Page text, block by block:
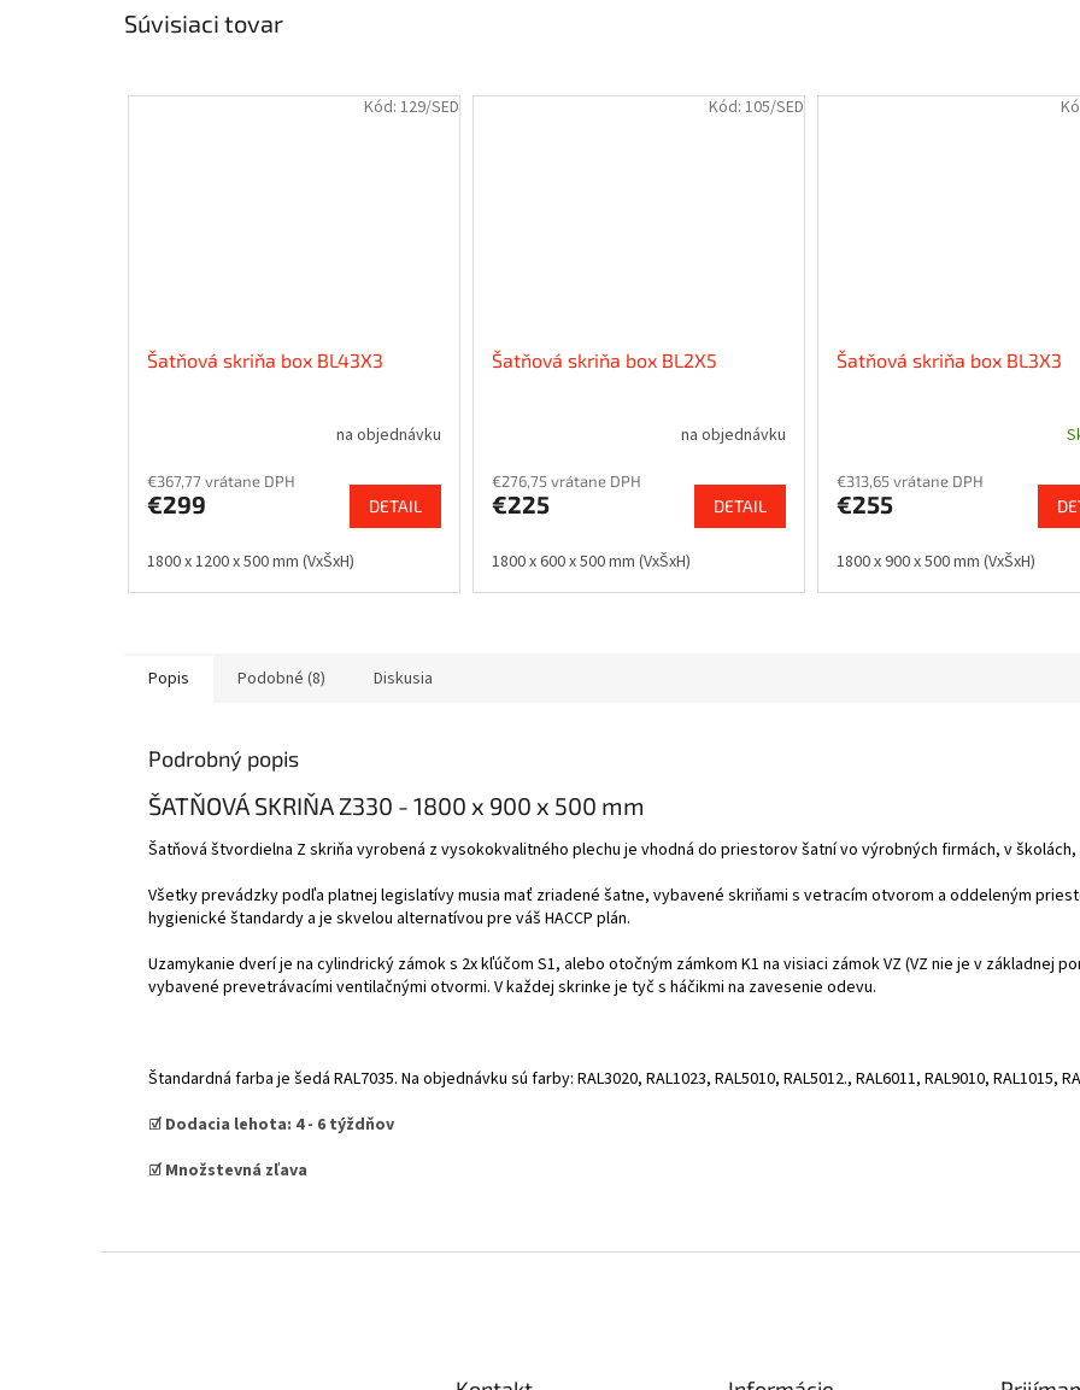
Súvisiaci tovar
Šatňová skriňa box BL43X3
na objednávku
€367,77 vrátane DPH
€299 DETAIL
1800 x 1200 x 500 mm (VxŠxH)
Kód: 129/SED
Šatňová skriňa box BL2X5
na objednávku
€276,75 vrátane DPH
€225 DETAIL
1800 x 600 x 500 mm (VxŠxH)
Kód: 105/SED
Šatňová skriňa box BL3X3
€313,65 vrátane DPH
€255
1800 x 900 x 500 mm (VxŠxH)
Popis Podobné (8) Diskusia
Podrobný popis
ŠATŇOVÁ SKRIŇA Z330 - 1800 x 900 x 500 mm
Šatňová štvordielna Z skriňa vyrobená z vysokokvalitného plechu je vhodná do priestorov šatní vo výrobných firmách, v
Všetky prevádzky podľa platnej legislatívy musia mať zriadené šatne, vybavené skriňami s vetracím otvorom a oddeleným
hygienické štandardy a je skvelou alternatívou pre váš HACCP plán.
Uzamykanie dverí je na cylindrický zámok s 2x kľúčom S1, alebo otočným zámkom K1 na visiaci zámok VZ (VZ nie je v základnej
vybavené prevetrávacími ventilačnými otvormi. V každej skrinke je tyč s háčikmi na zavesenie odevu.
Štandardná farba je šedá RAL7035. Na objednávku sú farby: RAL3020, RAL1023, RAL5010, RAL5012., RAL6011, RAL9010, RAL1015,
☑️ Dodacia lehota: 4 - 6 týždňov
☑️ Množstevná zľava